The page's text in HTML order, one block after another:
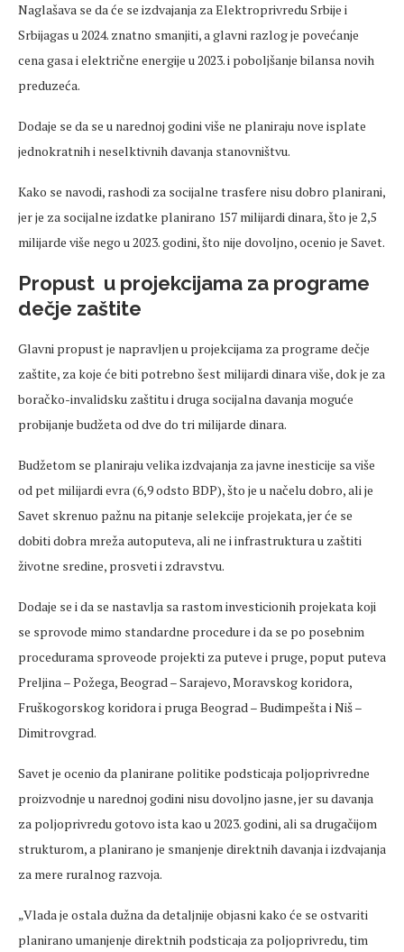
Naglašava se da će se izdvajanja za Elektroprivredu Srbije i
Srbijagas u 2024. znatno smanjiti, a glavni razlog je povećanje
cena gasa i električne energije u 2023. i poboljšanje bilansa novih
preduzeća.
Dodaje se da se u narednoj godini više ne planiraju nove isplate
jednokratnih i neselktivnih davanja stanovništvu.
Kako se navodi, rashodi za socijalne trasfere nisu dobro planirani,
jer je za socijalne izdatke planirano 157 milijardi dinara, što je 2,5
milijarde više nego u 2023. godini, što nije dovoljno, ocenio je Savet.
Propust u projekcijama za programe
dečje zaštite
Glavni propust je napravljen u projekcijama za programe dečje
zaštite, za koje će biti potrebno šest milijardi dinara više, dok je za
boračko-invalidsku zaštitu i druga socijalna davanja moguće
probijanje budžeta od dve do tri milijarde dinara.
Budžetom se planiraju velika izdvajanja za javne inesticije sa više
od pet milijardi evra (6,9 odsto BDP), što je u načelu dobro, ali je
Savet skrenuo pažnu na pitanje selekcije projekata, jer će se
dobiti dobra mreža autoputeva, ali ne i infrastruktura u zaštiti
životne sredine, prosveti i zdravstvu.
Dodaje se i da se nastavlja sa rastom investicionih projekata koji
se sprovode mimo standardne procedure i da se po posebnim
procedurama sproveode projekti za puteve i pruge, poput puteva
Preljina – Požega, Beograd – Sarajevo, Moravskog koridora,
Fruškogorskog koridora i pruga Beograd – Budimpešta i Niš –
Dimitrovgrad.
Savet je ocenio da planirane politike podsticaja poljoprivredne
proizvodnje u narednoj godini nisu dovoljno jasne, jer su davanja
za poljoprivredu gotovo ista kao u 2023. godini, ali sa drugačijom
strukturom, a planirano je smanjenje direktnih davanja i izdvajanja
za mere ruralnog razvoja.
„Vlada je ostala dužna da detaljnije objasni kako će se ostvariti
planirano umanjenje direktnih podsticaja za poljoprivredu, tim